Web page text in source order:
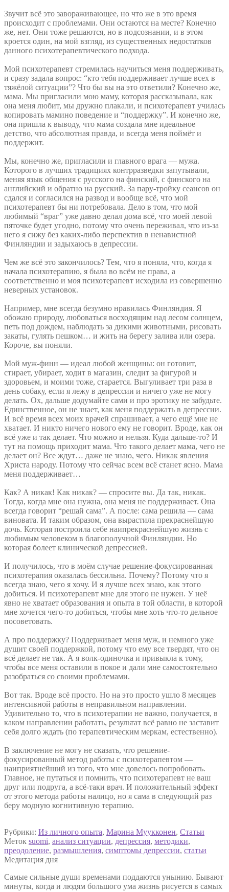
Звучит всё это завораживающее, но что же в это время
происходит с проблемами. Они остаются на месте? Конечно
же, нет. Они тоже решаются, но в подсознании, и в этом
кроется один, на мой взгляд, из существенных недостатков
данного психотерапевтического подхода.
Мой психотерапевт стремилась научиться меня поддерживать,
и сразу задала вопрос: “кто тебя поддерживает лучше всех в
тяжёлой ситуации”? Что бы вы на это ответили? Конечно же,
мама. Мы пригласили мою маму, которая рассказывала, как
она меня любит, мы дружно плакали, и психотерапевт училась
копировать мамино поведение и “поддержку”. И конечно же,
она пришла к выводу, что мама создала мне идеальное
детство, что абсолютная правда, и всегда меня поймёт и
поддержит.
Мы, конечно же, пригласили и главного врага — мужа.
Которого в лучших традициях контрразведки запутывали,
меняя язык общения с русского на финский, с финского на
английский и обратно на русский. За пару-тройку сеансов он
сдался и согласился на развод и вообще всё, что мой
психотерапевт бы ни потребовала. Дело в том, что мой
любимый “враг” уже давно делал дома всё, что моей левой
пяточке будет угодно, потому что очень переживал, что из-за
него я сижу без каких-либо перспектив в ненавистной
Финляндии и задыхаюсь в депрессии.
Чем же всё это закончилось? Тем, что я поняла, что, когда я
начала психотерапию, я была во всём не права, а
соответственно и моя психотерапевт исходила из совершенно
неверных установок.
Например, мне всегда безумно нравилась Финляндия. Я
обожаю природу, любоваться восходящим над лесом солнцем,
петь под дождем, наблюдать за дикими животными, рисовать
закаты, гулять пешком… и жить на берегу залива или озера.
Короче, вы поняли.
Мой муж-финн — идеал любой женщины: он готовит,
стирает, убирает, ходит в магазин, следит за фигурой и
здоровьем, и моими тоже, старается. Выгуливает три раза в
день собаку, если я лежу в депрессии и ничего уже не могу
делать. Ох, дальше додумайте сами и про эротику не забудьте.
Единственное, он не знает, как меня поддержать в депрессии.
И всё время всех моих врачей спрашивает, а чего ещё мне не
хватает. И никто ничего нового ему не говорит. Вроде, как он
всё уже и так делает. Что можно и нельзя. Куда дальше-то? И
тут на помощь приходит мама. Что такого делает мама, чего не
делает он? Все ждут… даже не знаю, чего. Никак явления
Христа народу. Потому что сейчас всем всё станет ясно. Мама
меня поддерживает…
Как? А никак! Как никак? — спросите вы. Да так, никак.
Тогда, когда мне она нужна, она меня не поддерживает. Она
всегда говорит “решай сама”. А после: сама решила — сама
виновата. И таким образом, она вырастила прекраснейшую
дочь. Которая построила себе наипрекраснейшую жизнь с
любимым человеком в благополучной Финляндии. Но
которая болеет клинической депрессией.
И получилось, что в моём случае решение-фокусированная
психотерапия оказалась бессильна. Почему? Потому что я
всегда знаю, чего я хочу. И я лучше всех знаю, как этого
добиться. И психотерапевт мне для этого не нужен. У неё
явно не хватает образования и опыта в той области, в которой
мне хочется чего-то добиться, чтобы мне хоть что-то дельное
посоветовать.
А про поддержку? Поддерживает меня муж, и немного уже
душит своей поддержкой, потому что ему все твердят, что он
всё делает не так. А я волк-одиночка и привыкла к тому,
чтобы все меня оставили в покое и дали мне самостоятельно
разобраться со своими проблемами.
Вот так. Вроде всё просто. Но на это просто ушло 8 месяцев
интенсивной работы в неправильном направлении.
Удивительно то, что в психотерапии не важно, получается, в
каком направлении работать, результат всё равно не заставит
себя долго ждать (по терапевтическим меркам, естественно).
В заключение не могу не сказать, что решение-
фокусированный метод работы с психотерапевтом —
наиприятнейший из того, что мне довелось попробовать.
Главное, не путаться и помнить, что психотерапевт не ваш
друг или подруга, а всё-таки врач. И положительный эффект
от этого метода работы налицо, но я сама в следующий раз
беру модную когнитивную терапию.
Рубрики: Из личного опыта, Марина Муукконен, Статьи
Меток suomi, анализ ситуации, депрессия, методики,
преодоление, размышления, симптомы депрессии, статьи
Медитация дня
Самые сильные души временами поддаются унынию. Бывают
минуты, когда и людям большого ума жизнь рисуется в самых